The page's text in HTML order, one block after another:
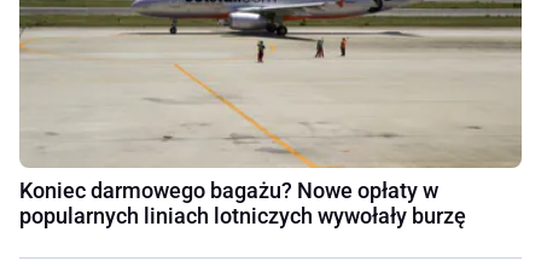
Koniec darmowego bagażu? Nowe opłaty w
popularnych liniach lotniczych wywołały burzę